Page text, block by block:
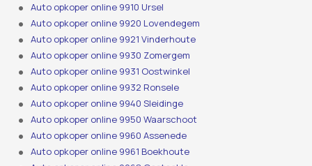
Auto opkoper online 9910 Ursel
Auto opkoper online 9920 Lovendegem
Auto opkoper online 9921 Vinderhoute
Auto opkoper online 9930 Zomergem
Auto opkoper online 9931 Oostwinkel
Auto opkoper online 9932 Ronsele
Auto opkoper online 9940 Sleidinge
Auto opkoper online 9950 Waarschoot
Auto opkoper online 9960 Assenede
Auto opkoper online 9961 Boekhoute